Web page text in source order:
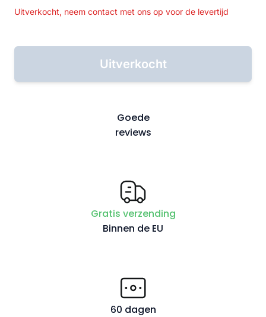
Uitverkocht, neem contact met ons op voor de levertijd
Uitverkocht
Goede
reviews
Gratis verzending
Binnen de EU
60 dagen